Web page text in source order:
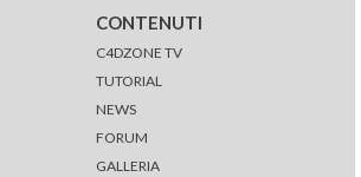
CONTENUTI
C4DZONE TV
TUTORIAL
NEWS
FORUM
GALLERIA